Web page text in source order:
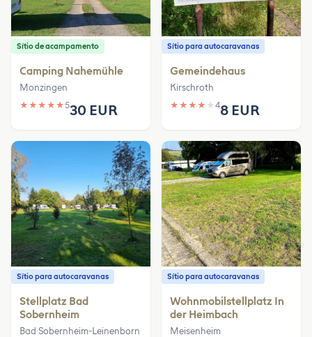
Sítio de acampamento
Camping Nahemühle
Monzingen
★ ★ ★ ★ ★530 EUR
Sítio para autocaravanas
Gemeindehaus
Kirschroth
★ ★ ★ ★ ★ 48 EUR
Sítio para autocaravanas
Stellplatz Bad
Sobernheim
Bad Sobernheim-Leinenborn
Sítio para autocaravanas
Wohnmobilstellplatz In
der Heimbach
Meisenheim